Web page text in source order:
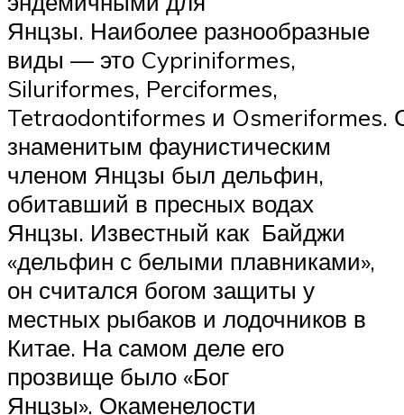
Янцзы. Наиболее разнообразные
виды — это Cypriniformes,
Siluriformes, Perciformes,
Tetraodontiformes и
знаменитым фаунистическим
членом Янцзы был дельфин,
обитавший в пресных водах
Янцзы. Известный как Байджи
«дельфин с белыми плавниками»,
он считался богом защиты у
местных рыбаков и лодочников в
Китае. На самом деле его
прозвище было «Бог
Янцзы». Окаменелости